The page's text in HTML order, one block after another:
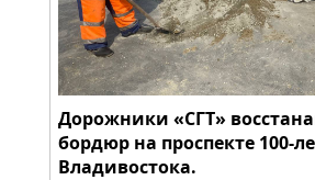
Дорожники «СГТ»
бордюр на проспекте 100-
Владивостока.